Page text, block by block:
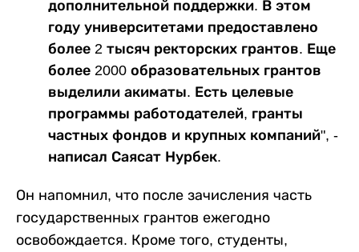
дополнительной поддержки. В этом
году университетами предоставлено
более 2 тысяч ректорских грантов. Еще
более 2000 образовательных грантов
выделили акиматы. Есть целевые
программы работодателей, гранты
частных фондов и крупных компаний", -
написал Саясат Нурбек.
Он напомнил, что после зачисления часть
государственных грантов ежегодно
освобождается. Кроме того, студенты,